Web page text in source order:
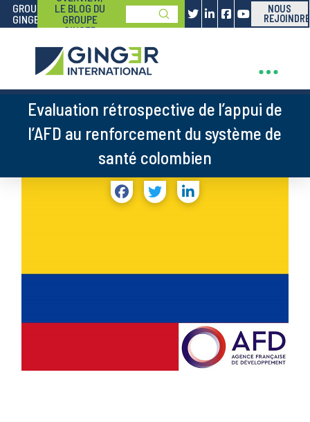
GROUPE
GINGER
LE BLOG DU
GROUPE
GINGER
Search
Submit
NOUS
REJOINDRE
Evaluation rétrospective de l’appui de
l’AFD au renforcement du système de
santé colombien